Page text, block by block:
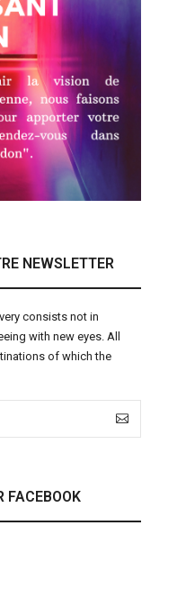
NEWSLETTER
consists not in
with new eyes. All
of which the
FACEBOOK